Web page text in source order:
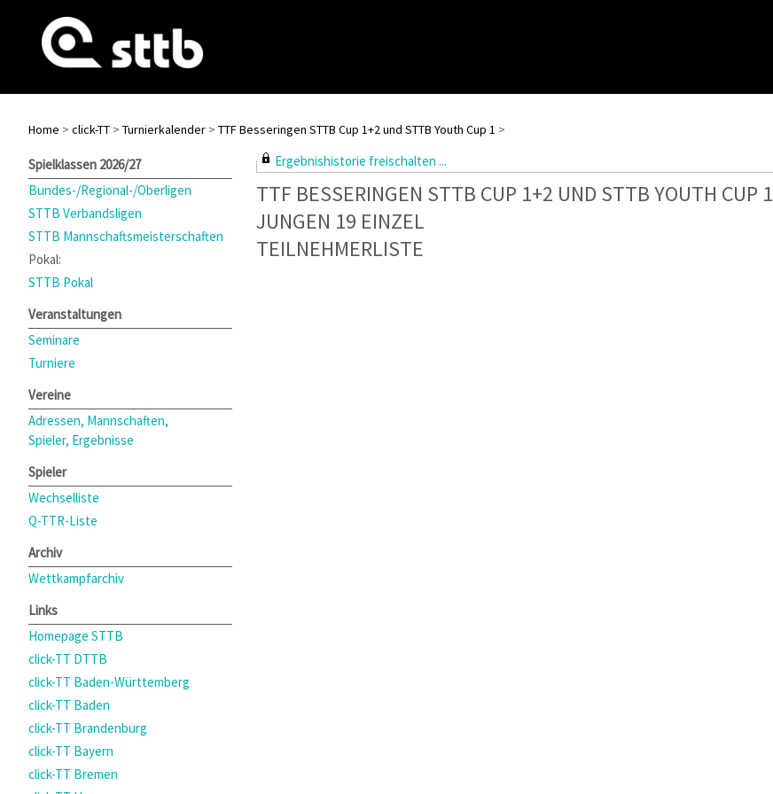
Home > click-TT > Turnierkalender > TTF Besseringen STTB Cup 1+2 und STTB Youth Cup 1 >
Spielklassen 2026/27
Bundes-/Regional-/Oberligen
STTB Verbandsligen
STTB Mannschaftsmeisterschaften
Pokal:
STTB Pokal
Veranstaltungen
Seminare
Turniere
Vereine
Adressen, Mannschaften,
Spieler, Ergebnisse
Spieler
Wechselliste
Q-TTR-Liste
Archiv
Wettkampfarchiv
Links
Homepage STTB
click-TT DTTB
click-TT Baden-Württemberg
click-TT Baden
click-TT Brandenburg
click-TT Bayern
click-TT Bremen
Ergebnishistorie freischalten ...
TTF BESSERINGEN STTB CUP 1+2 UND STTB YOUTH CUP 1
JUNGEN 19 EINZEL
TEILNEHMERLISTE